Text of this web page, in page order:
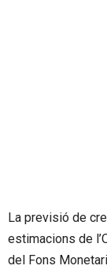
La previsió de
estimacions de
del Fons